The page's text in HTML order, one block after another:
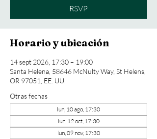
RSVP
Horario y ubicación
14 sept 2026, 17:30 – 19:00
Santa Helena, 58646 McNulty Way, St Helens,
OR 97051, EE. UU.
Otras fechas
lun, 10 ago, 17:30
lun, 12 oct, 17:30
lun, 09 nov, 17:30